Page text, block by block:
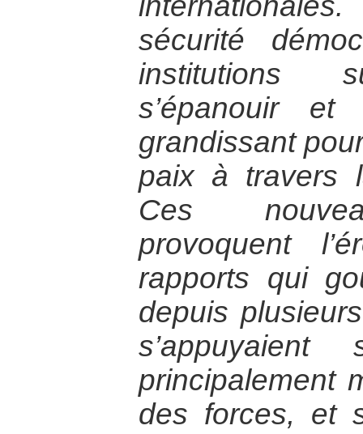
sécurité
institutions
s’épanouir et
grandissant
paix à travers
Ces
provoquent
rapports qui
depuis
principalement
des forces, et